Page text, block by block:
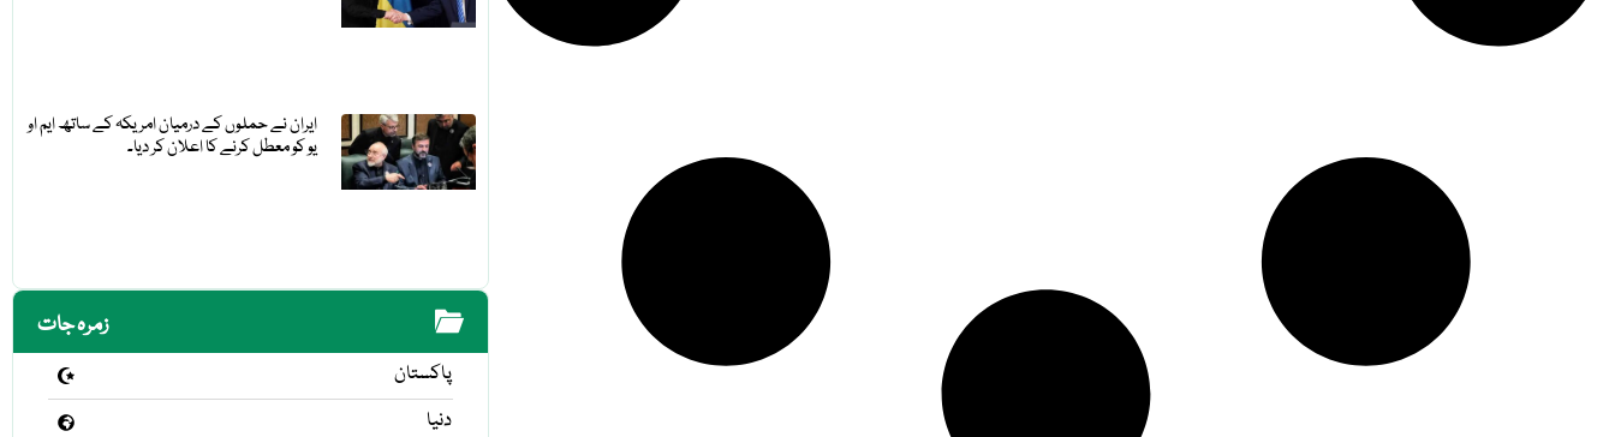
ایران نے حملوں کے درمیان امریکہ کے ساتھ ایم او
یو کو معطل کرنے کا اعلان کر دیا۔
زمرہ جات
پاکستان
دنیا